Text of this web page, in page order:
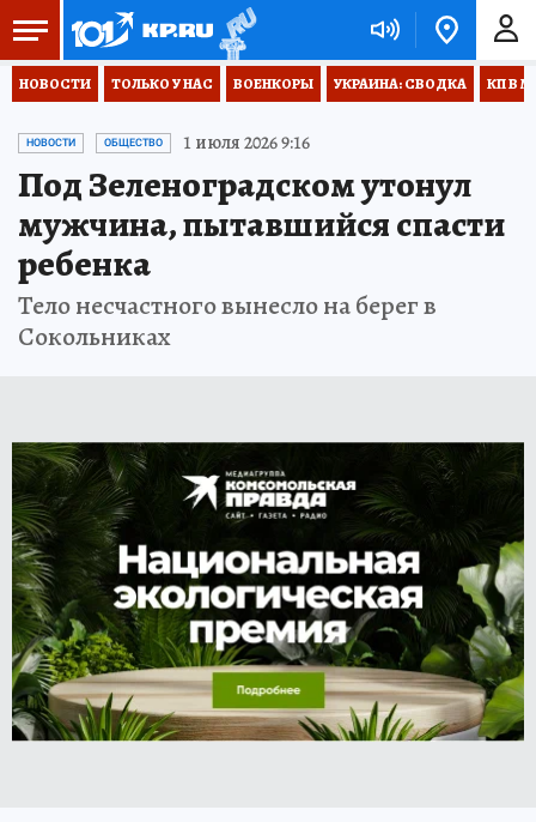
НОВОСТИ ТОЛЬКО У НАС ВОЕНКОРЫ УКРАИНА: СВОДКА КП В
НОВОСТИ ОБЩЕСТВО 1 июля 2026 9:16
Под Зеленоградском утонул
мужчина, пытавшийся спасти
ребенка
Тело несчастного вынесло на берег в
Сокольниках